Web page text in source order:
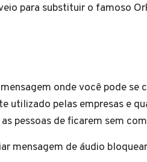
para substituir o famoso
onde você pode se
utilizado pelas empresas e
pessoas de ficarem sem
mensagem de áudio